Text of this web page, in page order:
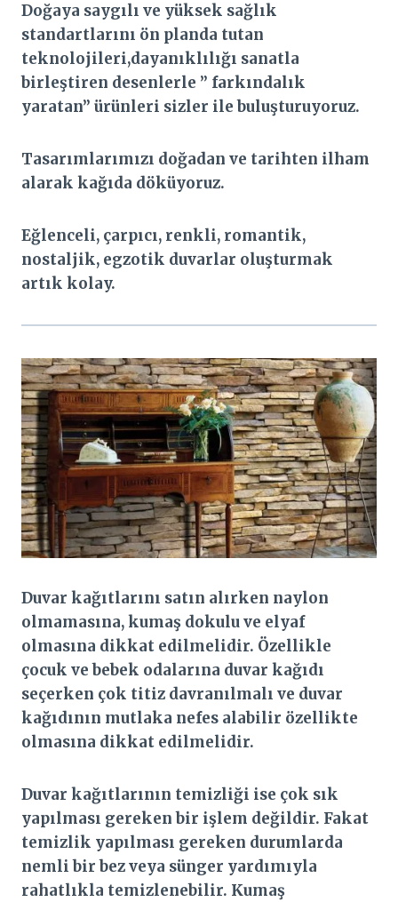
Doğaya saygılı ve yüksek sağlık
standartlarını ön planda tutan
teknolojileri,dayanıklılığı sanatla
birleştiren desenlerle ” farkındalık
yaratan” ürünleri sizler ile buluşturuyoruz.
Tasarımlarımızı doğadan ve tarihten ilham
alarak kağıda döküyoruz.
Eğlenceli, çarpıcı, renkli, romantik,
nostaljik, egzotik duvarlar oluşturmak
artık kolay.
Duvar kağıtlarını satın alırken naylon
olmamasına, kumaş dokulu ve elyaf
olmasına dikkat edilmelidir. Özellikle
çocuk ve bebek odalarına duvar kağıdı
seçerken çok titiz davranılmalı ve duvar
kağıdının mutlaka nefes alabilir özellikte
olmasına dikkat edilmelidir.
Duvar kağıtlarının temizliği ise çok sık
yapılması gereken bir işlem değildir. Fakat
temizlik yapılması gereken durumlarda
nemli bir bez veya sünger yardımıyla
rahatlıkla temizlenebilir. Kumaş